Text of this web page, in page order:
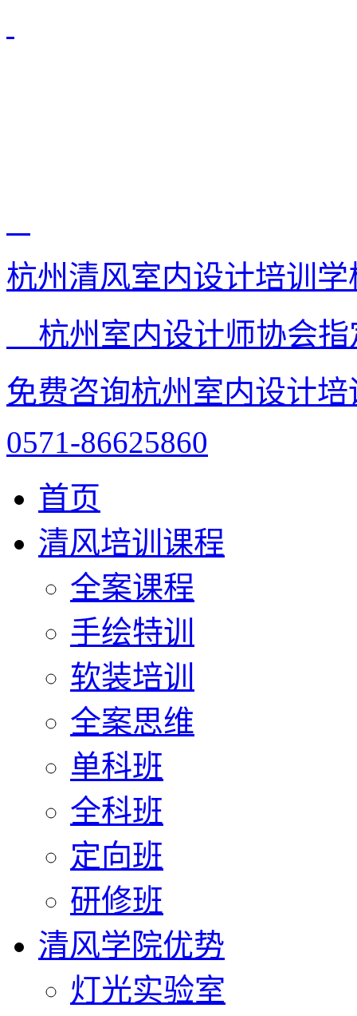
杭州清风室内设计培训学
杭州室内设计师协会
免费咨询杭州室内设计
0571-86625860
首页
清风培训课程
全案课程
手绘特训
软装培训
全案思维
单科班
全科班
定向班
研修班
清风学院优势
灯光实验室